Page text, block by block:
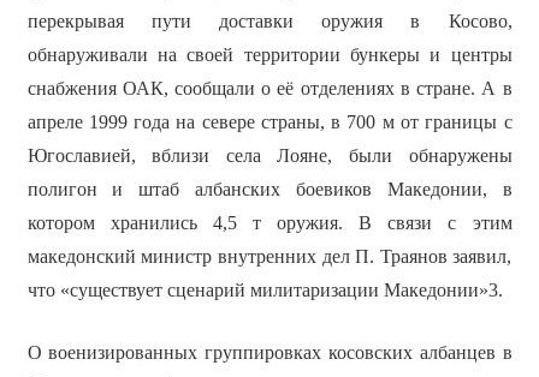
перекрывая пути доставки оружия в Косово,
обнаруживали на своей территории бункеры и центры
снабжения ОАК, сообщали о её отделениях в стране. А в
апреле 1999 года на севере страны, в 700 м от границы с
Югославией, вблизи села Лояне, были обнаружены
полигон и штаб албанских боевиков Македонии, в
котором хранились 4,5 т оружия. В связи с этим
македонский министр внутренних дел П. Траянов заявил,
что «существует сценарий милитаризации Македонии»3.
О военизированных группировках косовских албанцев в